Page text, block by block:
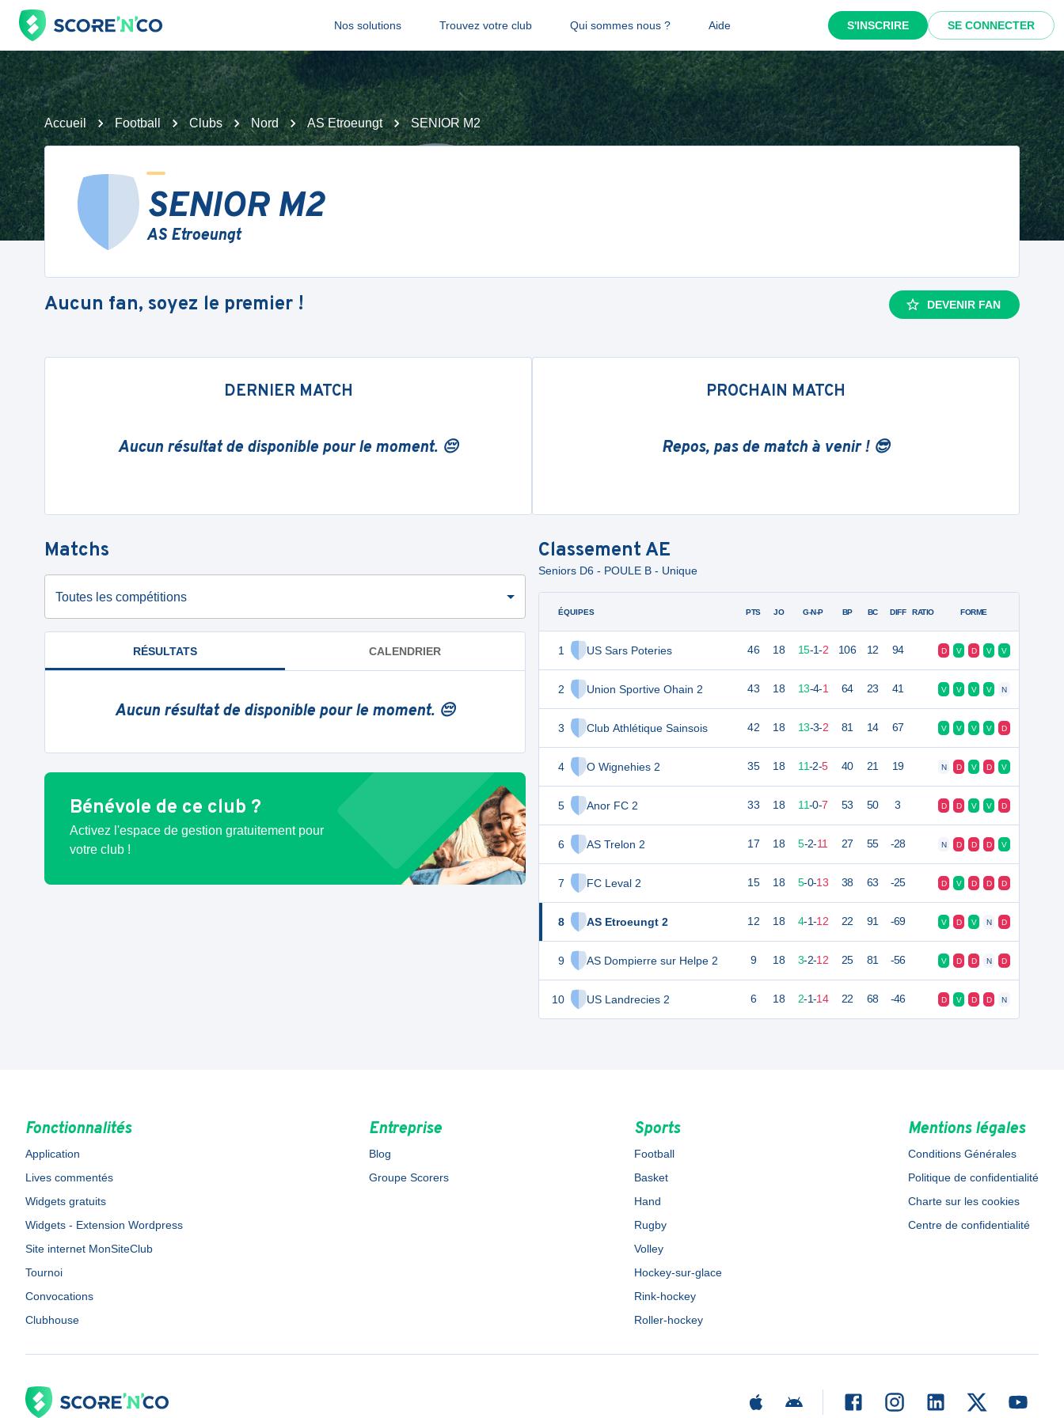
Nos solutions Trouvez votre club Qui sommes nous ? Aide S'INSCRIRE SE CONNECTER
Accueil Football Clubs Nord AS Etroeungt SENIOR M2
SENIOR M2
AS Etroeungt
Aucun fan, soyez le premier ! DEVENIR FAN
DERNIER MATCH
Aucun résultat de disponible pour le moment. 😔
PROCHAIN MATCH
Repos, pas de match à venir ! 😎
Matchs
Toutes les compétitions
RÉSULTATS CALENDRIER
Aucun résultat de disponible pour le moment. 😔
Bénévole de ce club ?
Activez l'espace de gestion gratuitement pour
votre club !
Classement AE
Seniors D6 - POULE B - Unique
ÉQUIPES
1 US Sars Poteries
2 Union Sportive Ohain 2
3 Club Athlétique Sainsois
4 O Wignehies 2
5 Anor FC 2
6 AS Trelon 2
7 FC Leval 2
8 AS Etroeungt 2
9 AS Dompierre sur Helpe 2
10 US Landrecies 2
PTS JO G-N-P BP BC DIFF RATIO FORME
46 18 15-1-2 106 12 94 D V D V V
43 18 13-4-1 64 23 41 V V V V N
42 18 13-3-2 81 14 67 V V V V D
35 18 11-2-5 40 21 19 N D V D V
33 18 11-0-7 53 50 3 D D V V D
17 18 5-2-11 27 55 -28 N D D D V
15 18 5-0-13 38 63 -25 D V D D D
12 18 4-1-12 22 91 -69 V D V N D
9 18 3-2-12 25 81 -56 V D D N D
6 18 2-1-14 22 68 -46 D V D D N
Fonctionnalités
Application
Lives commentés
Widgets gratuits
Widgets - Extension Wordpress
Site internet MonSiteClub
Tournoi
Convocations
Clubhouse
Entreprise
Blog
Groupe Scorers
Sports
Football
Basket
Hand
Rugby
Volley
Hockey-sur-glace
Rink-hockey
Roller-hockey
Mentions légales
Conditions Générales
Politique de confidentialité
Charte sur les cookies
Centre de confidentialité